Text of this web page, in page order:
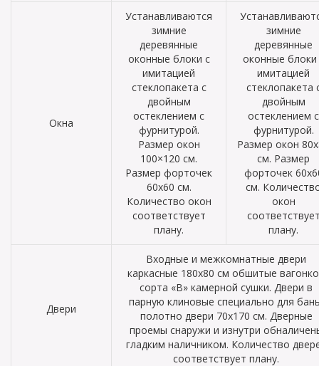
Окна
Устанавливаются
зимние
деревянные
оконные блоки с
имитацией
стеклопакета с
двойным
остеклением с
фурнитурой.
Размер окон
100×120 см.
Размер форточек
60х60 см.
Количество окон
соответствует
плану.
зимние
деревянные
оконные блоки
имитацией
стеклопакета
двойным
остеклением с
фурнитурой.
Размер окон
см. Размер
форточек
см.
окон
плану.
Двери
Входные и межкомнатные двери
каркасные 180х80 см обшитые
сорта «В» камерной сушки. Двери в
парную клиновые специально для
полотно двери 70х170 см. Дверные
проемы снаружи и изнутри
гладким наличником. Количество
соответствует плану.